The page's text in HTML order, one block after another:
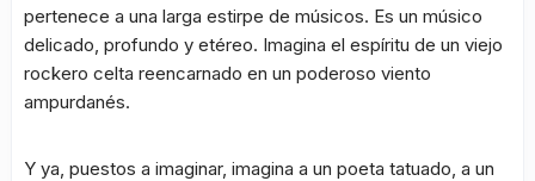
pertenece a una larga estirpe de músicos. Es un músico
delicado, profundo y etéreo. Imagina el espíritu de un viejo
rockero celta reencarnado en un poderoso viento
ampurdanés.
Y ya, puestos a imaginar, imagina a un poeta tatuado, a un